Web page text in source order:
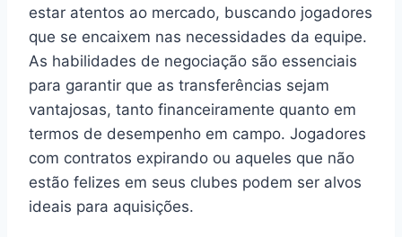
estar atentos ao mercado, buscando jogadores
que se encaixem nas necessidades da equipe.
As habilidades de negociação são essenciais
para garantir que as transferências sejam
vantajosas, tanto financeiramente quanto em
termos de desempenho em campo. Jogadores
com contratos expirando ou aqueles que não
estão felizes em seus clubes podem ser alvos
ideais para aquisições.